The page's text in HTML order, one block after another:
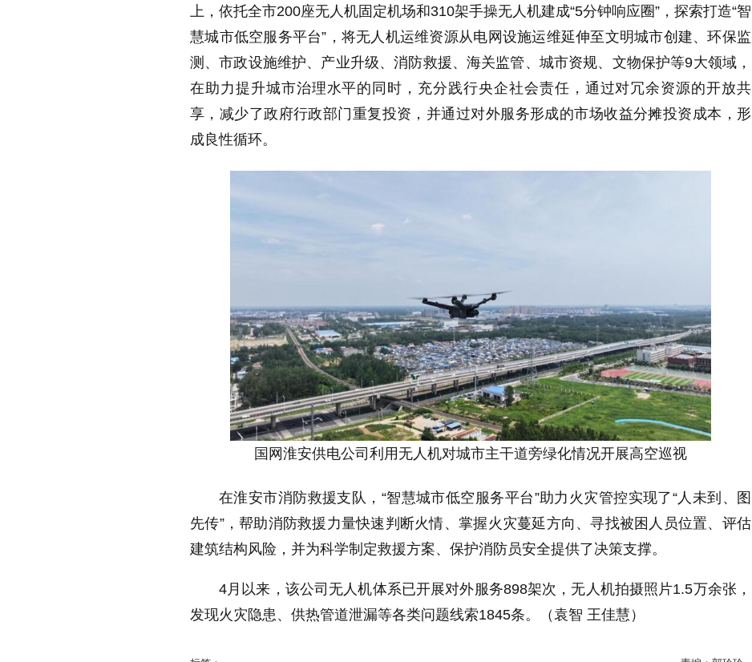
上，依托全市200座无人机固定机场和310架手操无人机建成“5分钟响应圈”，探索打造“智
慧城市低空服务平台”，将无人机运维资源从电网设施运维延伸至文明城市创建、环保监
测、市政设施维护、产业升级、消防救援、海关监管、城市资规、文物保护等9大领域，
在助力提升城市治理水平的同时，充分践行央企社会责任，通过对冗余资源的开放共
享，减少了政府行政部门重复投资，并通过对外服务形成的市场收益分摊投资成本，形
成良性循环。
国网淮安供电公司利用无人机对城市主干道旁绿化情况开展高空巡视
在淮安市消防救援支队，“智慧城市低空服务平台”助力火灾管控实现了“人未到、图
先传”，帮助消防救援力量快速判断火情、掌握火灾蔓延方向、寻找被困人员位置、评估
建筑结构风险，并为科学制定救援方案、保护消防员安全提供了决策支撑。
4月以来，该公司无人机体系已开展对外服务898架次，无人机拍摄照片1.5万余张，
发现火灾隐患、供热管道泄漏等各类问题线索1845条。（袁智 王佳慧）